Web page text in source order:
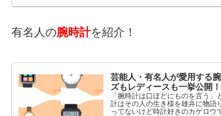
有名人の腕時計を紹介！
芸能人・有名人が愛用する
ズもレディースも一挙公開！
「腕時計は口ほどにものを言う
計はその人の生き様を雄弁に物語
ってないけど時計好きのカゲロウ